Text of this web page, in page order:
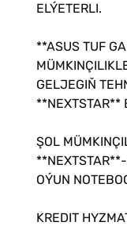
ELÝETERLI.
**ASUS TUF
GELJEGIŇ
**NEXTSTAR**
ŞOL
OÝUN
KREDIT